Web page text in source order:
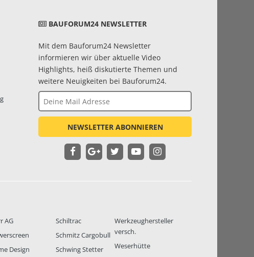
BAUFORUM24 NEWSLETTER
Mit dem Bauforum24 Newsletter
informieren wir über aktuelle Video
Highlights, heiß diskutierte Themen und
weitere Neuigkeiten bei Bauforum24.
NEWSLETTER ABONNIEREN
AG
Design
Schiltrac
Schmitz Cargobull
Schwing Stetter
Werkzeughersteller
versch.
Weserhütte